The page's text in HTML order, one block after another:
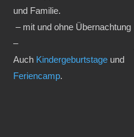
und Familie.
– mit und ohne Übernachtung
–
Auch Kindergeburtstage und
Feriencamp.